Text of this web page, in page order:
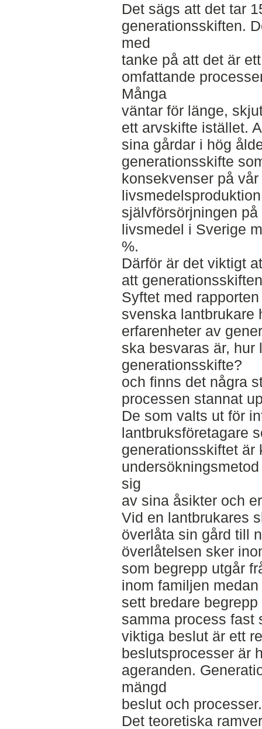
Det sägs att det tar
generationsskiften.
med
tanke på att det är
omfattande
Många
väntar för länge,
ett arvskifte istället.
sina gårdar i hög
generationsskifte
konsekvenser på
självförsörjningen på
livsmedel i Sverige
%.
Därför är det viktigt
att
Syftet med
svenska lantbrukare
erfarenheter av
ska besvaras är, hur
generationsskifte?
och finns det några
processen stannat
De som valts ut för
lantbruksföretagare
generationsskiftet är
sig
av sina åsikter och
Vid en lantbrukares
överlåta sin gård till
överlåtelsen sker
som begrepp utgår
inom familjen
sett bredare
samma process fast
viktiga beslut är ett
beslutsprocesser är
ageranden.
mängd
beslut och processer.
Det teoretiska